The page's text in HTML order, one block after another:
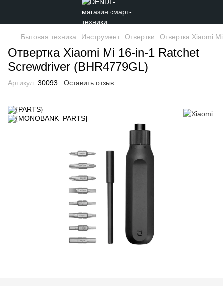
Бытовая техника Инструмент Отвертки Отвертка Xiaomi
Отвертка Xiaomi Mi 16-in-1 Ratchet
Screwdriver (BHR4779GL)
Артикул: 30093 Оставить отзыв